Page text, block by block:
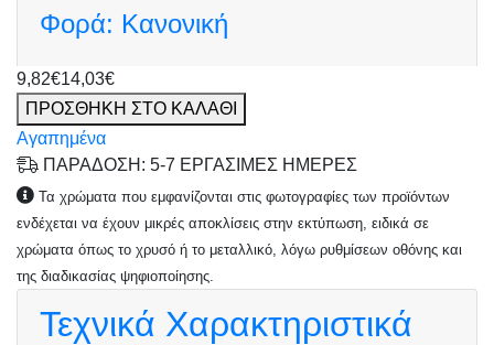
Φορά: Κανονική
9,82€14,03€
ΠΡΟΣΘΗΚΗ ΣΤΟ ΚΑΛΑΘΙ
Αγαπημένα
ΠΑΡΑΔΟΣΗ: 5-7 ΕΡΓΑΣΙΜΕΣ ΗΜΕΡΕΣ
Τα χρώματα που εμφανίζονται στις φωτογραφίες των προϊόντων
ενδέχεται να έχουν μικρές αποκλίσεις στην εκτύπωση, ειδικά σε
χρώματα όπως το χρυσό ή το μεταλλικό, λόγω ρυθμίσεων οθόνης και
της διαδικασίας ψηφιοποίησης.
Τεχνικά Χαρακτηριστικά